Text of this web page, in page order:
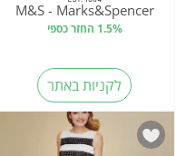
M&S - Marks&Spencer
1.5% החזר כספי
לקניות באתר